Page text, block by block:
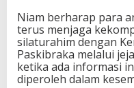
Niam berharap para
terus menjaga
silaturahim dengan
Paskibraka melalui
ketika ada informasi
diperoleh dalam